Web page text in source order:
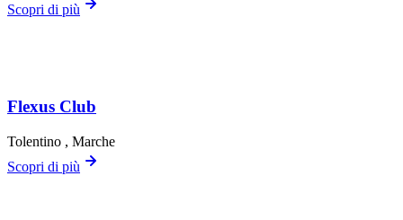
Scopri di più
Flexus Club
Tolentino , Marche
Scopri di più